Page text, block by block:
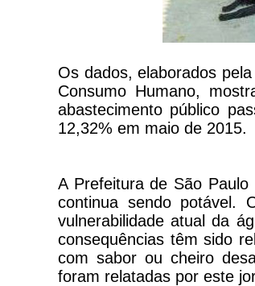
Os dados, elaborados
Consumo Humano,
abastecimento público
12,32% em maio de 2015.
A Prefeitura de São
continua sendo potável.
vulnerabilidade atual da
consequências têm sido
com sabor ou cheiro
foram relatadas por este